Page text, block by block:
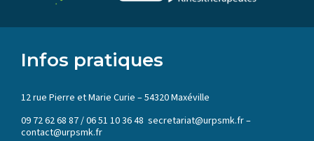
Infos pratiques
12 rue Pierre et Marie Curie – 54320 Maxéville
09 72 62 68 87 / 06 51 10 36 48 secretariat@urpsmk.fr –
contact@urpsmk.fr